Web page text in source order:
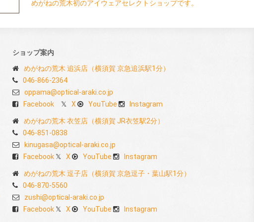
めがねの荒木初のアイウェアセレクトショップです。
ショップ案内
めがねの荒木 追浜店（横須賀 京急追浜駅1分）
046-866-2364
oppama@optical-araki.co.jp
Facebook
X YouTube Instagram
めがねの荒木 衣笠店（横須賀 JR衣笠駅2分）
046-851-0838
kinugasa@optical-araki.co.jp
Facebook
X YouTube Instagram
めがねの荒木 逗子店（横須賀 京急逗子・葉山駅1分）
046-870-5560
zushi@optical-araki.co.jp
Facebook
X YouTube Instagram